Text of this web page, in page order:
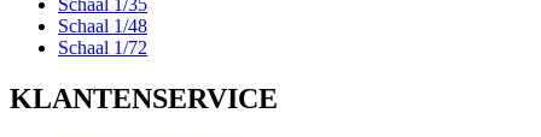
Schaal 1/35
Schaal 1/48
Schaal 1/72
KLANTENSERVICE